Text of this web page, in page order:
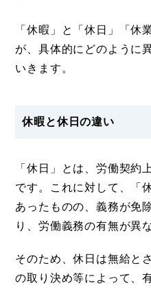
「休暇」と「休日」「休
が、具体的にどのように
いきます。
休暇と休日の違い
「休日」とは、労働契約
です。これに対して、「
あったものの、義務が免
り、労働義務の有無が異
そのため、休日は無給と
の取り決め等によって、